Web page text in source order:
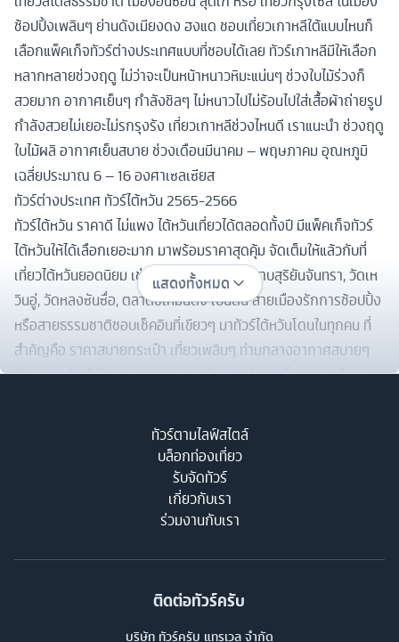
ช้อปปิ้งเพลินๆ ย่านดังเมียงดง ฮงแด ชอบเที่ยวเกาหลีใต้แบบไหนก็
เลือกแพ็คเก็จทัวร์ต่างประเทศแบบที่ชอบได้เลย ทัวร์เกาหลีมีให้เลือก
หลากหลายช่วงฤดู ไม่ว่าจะเป็นหน้าหนาวหิมะแน่นๆ ช่วงใบไม้ร่วงก็
สวยมาก อากาศเย็นๆ กำลังชิลๆ ไม่หนาวไปไม่ร้อนไปใส่เสื้อผ้าถ่ายรูป
กำลังสวยไม่เยอะไม่รกรุงรัง เที่ยวเกาหลีช่วงไหนดี เราแนะนำ ช่วงฤดู
ใบไม้ผลิ อากาศเย็นสบาย ช่วงเดือนมีนาคม – พฤษภาคม อุณหภูมิ
เฉลี่ยประมาณ 6 – 16 องศาเซลเซียส
ทัวร์ต่างประเทศ ทัวร์ไต้หวัน 2565-2566
ทัวร์ไต้หวัน ราคาดี ไม่แพง ไต้หวันเที่ยวได้ตลอดทั้งปี มีแพ็คเก็จทัวร์
ไต้หวันให้ได้เลือกเยอะมาก มาพร้อมราคาสุดคุ้ม จัดเต็มให้แล้วกับที่
เที่ยวไต้หวันยอดนิยม เช่น ตึกไทเป 101, ทะเลสาบสุริยันจันทรา, วัดเห
วินอู่, วัดหลงซันซื่อ, ตลาดซีเหมินติง เป็นต้น สายเมืองรักการช้อปปิ้ง
หรือสายธรรมชาติชอบเช็คอินที่เขียวๆ มาทัวร์ไต้หวันโดนในทุกคน ที่
สำคัญคือ ราคาสบายกระเป๋า เที่ยวเพลินๆ ท่ามกลางอากาศสบายๆ
สัก 3วัน2คืน ก็กำลังดีสายสตรีทฟู้ดได้ฟินแน่นอนเมื่อมาเที่ยวไต้หวัน
ช่วงไหนดี เราแนะนำว่าช่วง ฤดูใบไม้ร่วง เดือนตุลาคม - ธันวาคม
อากาศจะค่อนข้างเย็นสบาย เหมาะกับการทัวร์ไต้หวันชมใบไม้เปลี่ยนสี
ที่สวยงาม บางที่มีดอกซากุระให้เห็นด้วยสวยงามไม่แพ้ทัวร์ญี่ปุ่นเลย
ทัวร์ต่างประเทศ ทัวร์เวียดนาม 2565-2566
ทัวร์เวียดนาม ราคาถูก ราคาดีมีให้เลือกเยอะมาก เวียดนามเที่ยวได้
เวียดนามกลาง (เว้ ดานัง ฮอยอัน บานาฮิลล์), ทัวร์เวียดนามใต้ (โฮจิมิ
แสดงทั้งหมด
ทัวร์ตามไลฟ์สไตล์
บล็อกท่องเที่ยว
รับจัดทัวร์
เกี่ยวกับเรา
ร่วมงานกับเรา
ติดต่อทัวร์ครับ
บริษัท ทัวร์ครับ แทรเวล จำกัด